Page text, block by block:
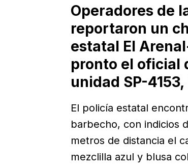
Operadores de
reportaron un
estatal El
pronto el oficial
unidad SP-
El policía estatal
barbecho, con indicios
metros de distancia el
mezclilla azul y blusa